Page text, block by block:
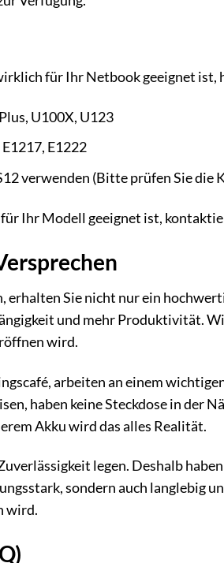
für Ihr Netbook geeignet
U100X, U123
E1222
verwenden (Bitte prüfen Sie
Ihr Modell geeignet ist,
erhalten Sie nicht nur ein
und mehr Produktivität.
wird.
arbeiten an einem
haben keine Steckdose in der
Akku wird das alles Realität.
legen. Deshalb
sondern auch langlebig
wird.